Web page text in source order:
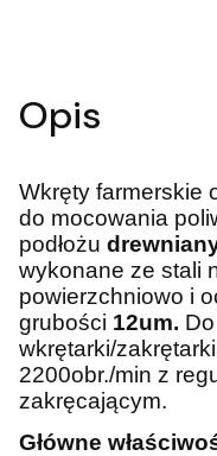
Opis
Wkręty farmerskie
do mocowania
podłożu
wykonane ze stali
powierzchniowo i
grubości 12um.
wkrętarki/
2200obr./min z
zakręcającym.
Główne